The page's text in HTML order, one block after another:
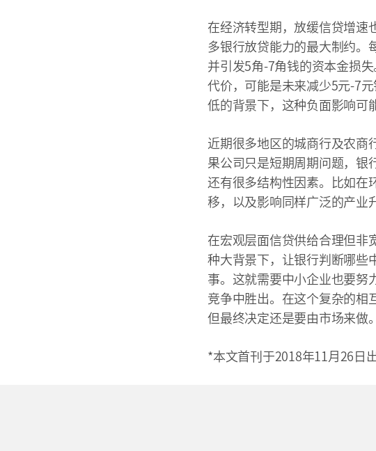
在经济转型期，放缓信贷增速
多银行放贷能力的最大制约。
并引发5角-7角钱的资本金损
代价，可能是未来减少5元-7
低的背景下，这种负面影响可
近期很多地区的城商行及农商
果公司只是短期周期问题，银
还有很多结构性因素。比如在
移，以及影响同样广泛的产业
在宏观层面信贷供给合理但非
种大背景下，让银行判断哪些
事。这就需要中小企业也要努
竞争中胜出。在这个复杂的相
但最终决定还是要由市场来做
*本文首刊于2018年11月26日